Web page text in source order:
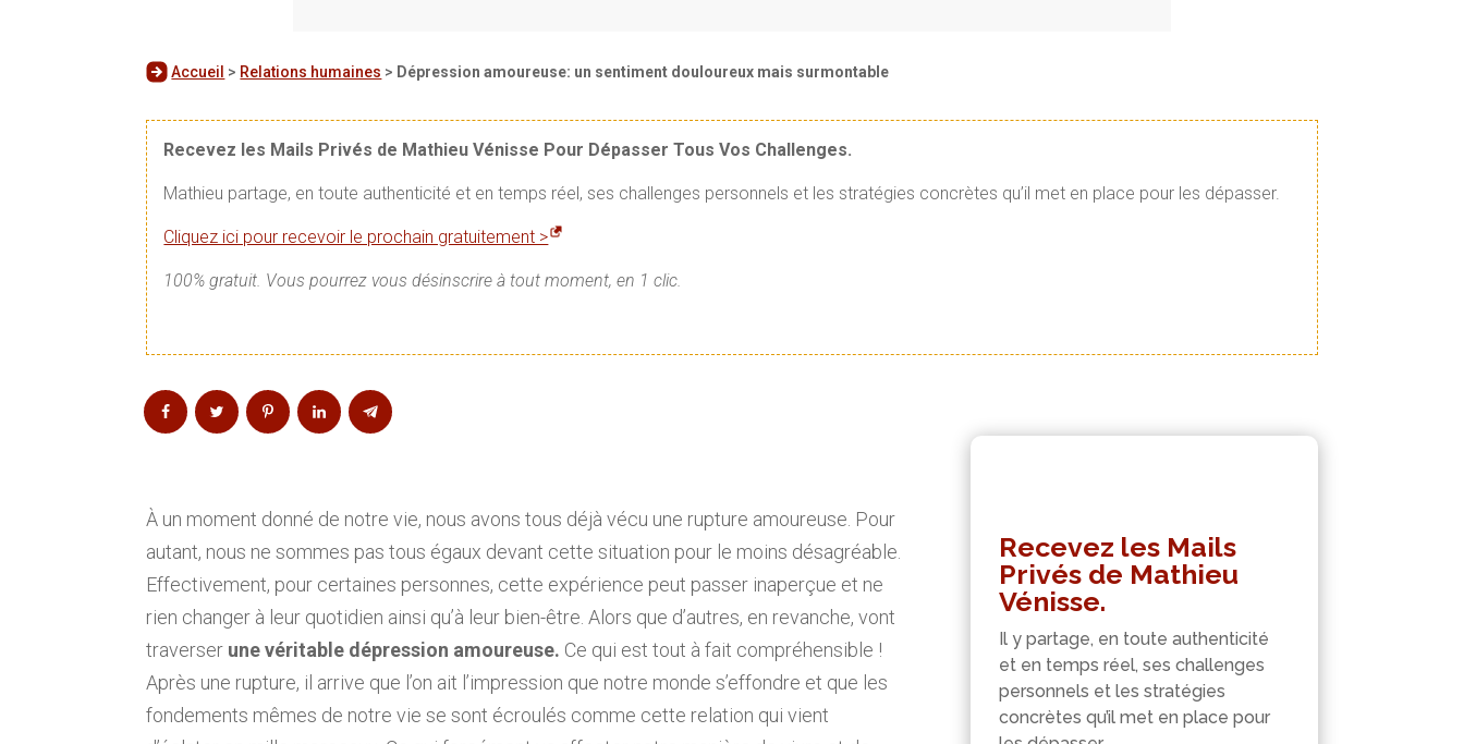
Accueil > Relations humaines > Dépression amoureuse: un sentiment douloureux mais surmontable
Recevez les Mails Privés de Mathieu Vénisse Pour Dépasser Tous Vos Challenges.
Mathieu partage, en toute authenticité et en temps réel, ses challenges personnels et les stratégies concrètes qu’il met en place pour les dépasser.
Cliquez ici pour recevoir le prochain gratuitement >
100% gratuit. Vous pourrez vous désinscrire à tout moment, en 1 clic.
À un moment donné de notre vie, nous avons tous déjà vécu une rupture amoureuse. Pour
autant, nous ne sommes pas tous égaux devant cette situation pour le moins désagréable.
Effectivement, pour certaines personnes, cette expérience peut passer inaperçue et ne
rien changer à leur quotidien ainsi qu’à leur bien-être. Alors que d’autres, en revanche, vont
traverser une véritable dépression amoureuse. Ce qui est tout à fait compréhensible !
Après une rupture, il arrive que l’on ait l’impression que notre monde s’effondre et que les
fondements mêmes de notre vie se sont écroulés comme cette relation qui vient
Recevez les Mails
Privés de Mathieu
Vénisse.
Il y partage, en toute authenticité
et en temps réel, ses challenges
personnels et les stratégies
concrètes qu’il met en place pour